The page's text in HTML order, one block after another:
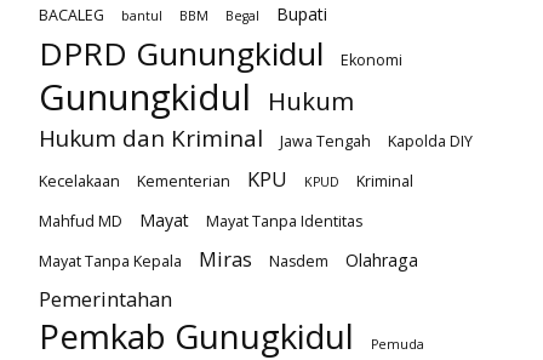
BACALEG bantul BBM Begal Bupati
DPRD Gunungkidul Ekonomi
Gunungkidul Hukum
Hukum dan Kriminal Jawa Tengah
Kapolda DIY
Kecelakaan
Kementerian KPU KPUD
Kriminal
Mahfud MD
Mayat
Mayat Tanpa Identitas
Mayat Tanpa Kepala
Miras Nasdem Olahraga
Pemerintahan
Pemkab Gunugkidul Pemuda